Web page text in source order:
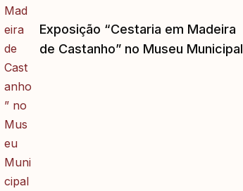
Exposição “Cestaria em Madeira
de Castanho” no Museu Municipal